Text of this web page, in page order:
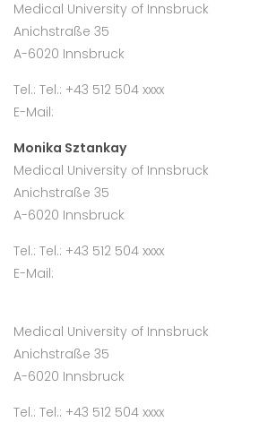
Medical University of Innsbruck
Anichstraße 35
A-6020 Innsbruck
Tel.: Tel.: +43 512 504 xxxx
E-Mail:
Monika Sztankay
Medical University of Innsbruck
Anichstraße 35
A-6020 Innsbruck
Tel.: Tel.: +43 512 504 xxxx
E-Mail:
Medical University of Innsbruck
Anichstraße 35
A-6020 Innsbruck
Tel.: Tel.: +43 512 504 xxxx